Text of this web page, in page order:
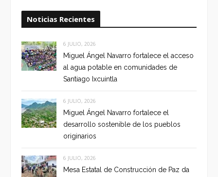
Noticias Recientes
6 JULIO, 2026
Miguel Ángel Navarro fortalece el acceso
al agua potable en comunidades de
Santiago Ixcuintla
6 JULIO, 2026
Miguel Ángel Navarro fortalece el
desarrollo sostenible de los pueblos
originarios
6 JULIO, 2026
Mesa Estatal de Construcción de Paz da